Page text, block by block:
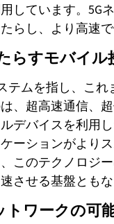
しています。5G
らし、より高速
らすモバイル
テムを指し、こ
、超高速通信、
デバイスを利用
ーションがより
このテクノロジ
させる基盤ともな
トワークの可